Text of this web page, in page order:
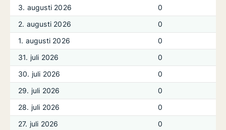
3. augusti 2026
0
2. augusti 2026
0
1. augusti 2026
0
31. juli 2026
0
30. juli 2026
0
29. juli 2026
0
28. juli 2026
0
27. juli 2026
0